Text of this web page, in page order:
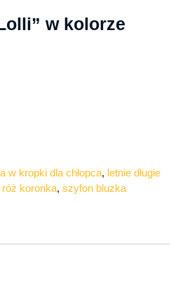
w kolorze
w kropki dla chłopca, letnie długie
koronka, szyfon bluzka